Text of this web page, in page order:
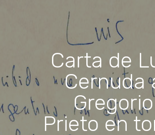
Carta de
Cernuda
Gregorio
Prieto en